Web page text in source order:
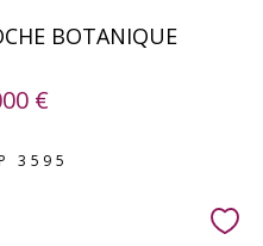
BOTANIQUE
€
3595